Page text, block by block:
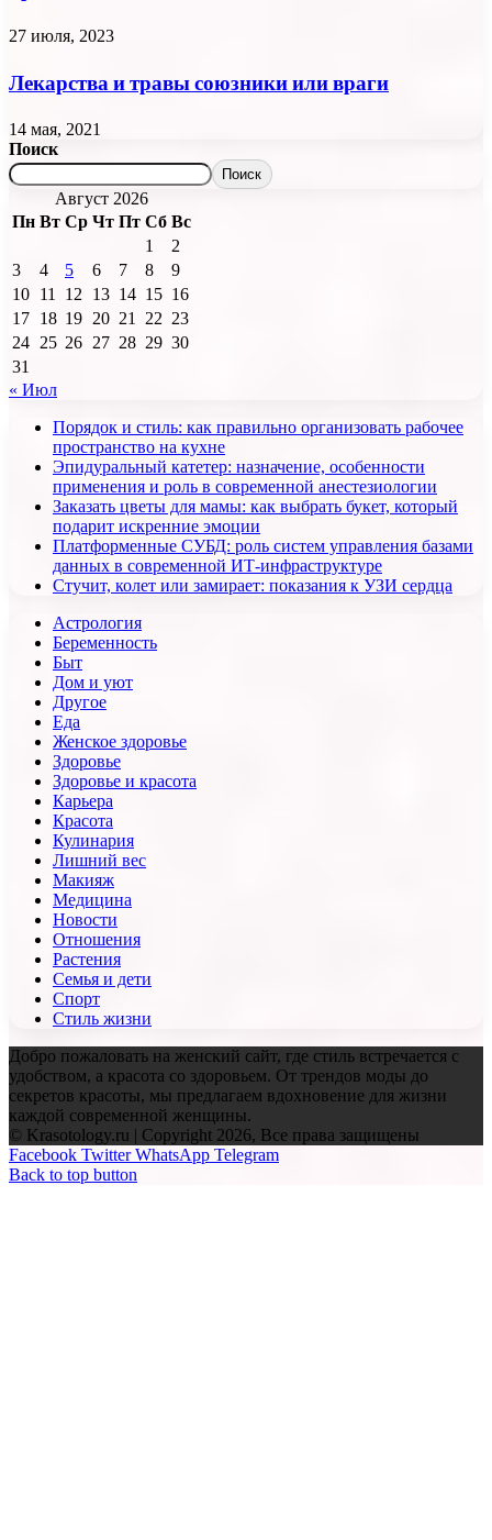
27 июля, 2023
Лекарства и травы союзники или враги
14 мая, 2021
Поиск
Поиск
Август 2026
Пн Вт Ср Чт Пт Сб Вс
1
2
3
4 5 6 7 8
9
10 11 12 13 14 15 16
17 18 19 20 21 22 23
24 25 26 27 28 29 30
31
« Июл
Порядок и стиль: как правильно организовать рабочее
пространство на кухне
Эпидуральный катетер: назначение, особенности
применения и роль в современной анестезиологии
Заказать цветы для мамы: как выбрать букет, который
подарит искренние эмоции
Платформенные СУБД: роль систем управления базами
данных в современной ИТ-инфраструктуре
Стучит, колет или замирает: показания к УЗИ сердца
Астрология
Беременность
Быт
Дом и уют
Другое
Еда
Женское здоровье
Здоровье
Здоровье и красота
Карьера
Красота
Кулинария
Лишний вес
Макияж
Медицина
Новости
Отношения
Растения
Семья и дети
Спорт
Стиль жизни
Добро пожаловать на женский сайт, где стиль встречается с
удобством, а красота со здоровьем. От трендов моды до
секретов красоты, мы предлагаем вдохновение для жизни
каждой современной женщины.
© Krasotology.ru | Copyright 2026, Все права защищены
Facebook Twitter WhatsApp Telegram
Back to top button